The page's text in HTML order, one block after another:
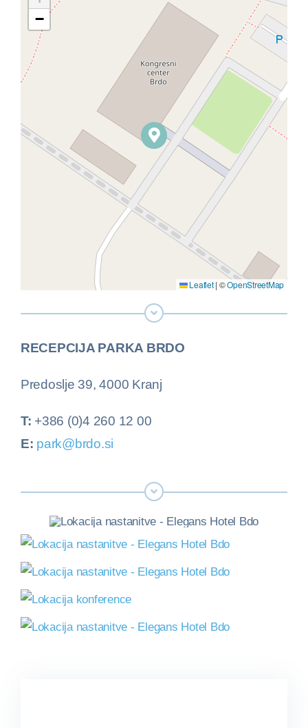
−
Leaflet | ©OpenStreetMap
RECEPCIJA PARKA BRDO
Predoslje 39, 4000 Kranj
T: +386 (0)4 260 12 00
E: park@brdo.si